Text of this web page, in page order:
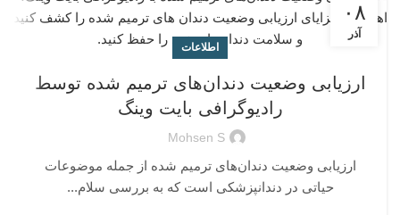
۰۸
آذر
اطلاعات
ارزیابی وضعیت دندان‌های ترمیم شده توسط
رادیوگرافی بایت وینگ
Mohsen S
ارزیابی وضعیت دندان‌های ترمیم شده از جمله موضوعات
حیاتی در دندانپزشکی است که به بررسی سلام...